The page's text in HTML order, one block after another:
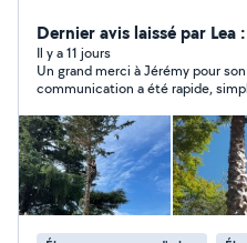
Dernier avis laissé par Lea
Il y a 11 jours
Un grand merci à Jérémy pour
communication a été rapide,
professionnalisme et le résultat
laissé propre après son passage.
et ferons de nouveau appel à lui
recommande sans hésitation !